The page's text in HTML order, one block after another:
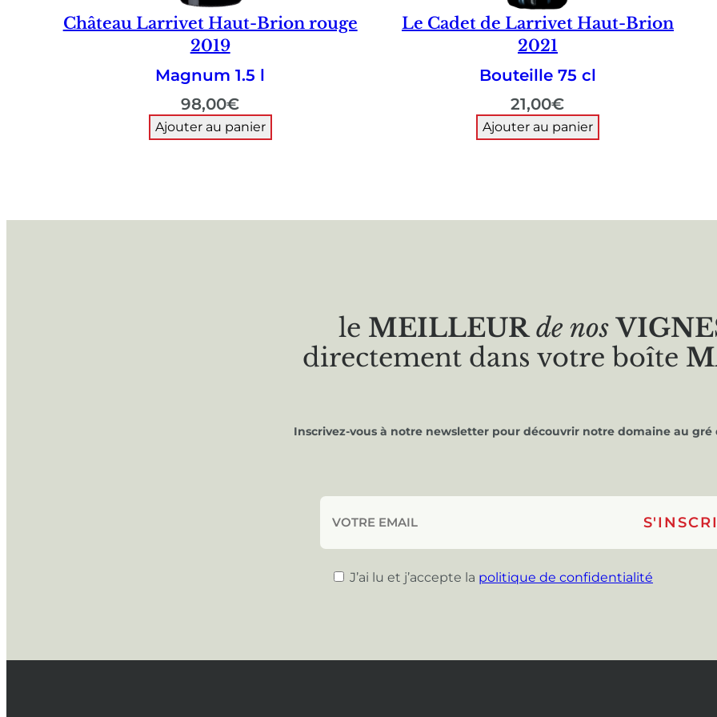
Château Larrivet Haut-Brion rouge
2019
Magnum 1.5 l
98,00€
Ajouter au panier
Le Cadet de Larrivet Haut-Brion
2021
Bouteille 75 cl
21,00€
Ajouter au panier
le MEILLEUR de nos
directement dans votre boîte
Inscrivez-vous à notre newsletter pour découvrir notre domaine au gré
J’ai lu et j’accepte la politique de confidentialité